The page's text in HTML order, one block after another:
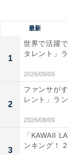
1位：盛岡／
岩手県の県庁
「盛岡」。古
化が感じられ
折々の美しさ
しく、秋は中
ますが、石川
ています。レ
麺などのご当地
最新
1
世界で活躍
タレント」
2026/08/09
2
ファンサが
レント」ラ
2026/08/09
3
「KAWAII
ンキング！